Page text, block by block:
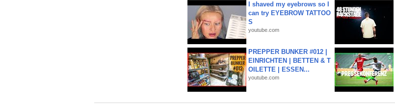
I shaved my eyebrows so I
can try EYEBROW TATTOO
S
youtube.com
PREPPER BUNKER #012 |
EINRICHTEN | BETTEN & T
OILETTE | ESSEN...
youtube.com